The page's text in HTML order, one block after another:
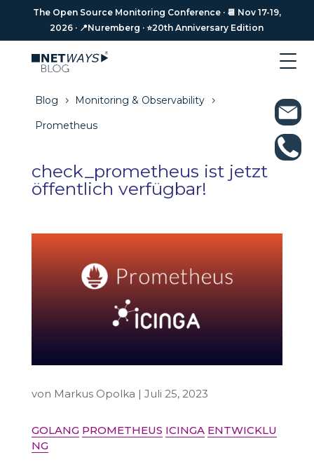
The Open Source Monitoring Conference · 📆 Nov 17-19,
2026 · 📍Nuremberg · ⭐️20th Anniversary Edition
The Open Source Monitoring Conference · 📆 Nov 17-19,
2026 · 📍Nuremberg · ⭐️20th Anniversary Edition
Blog 5 Monitoring & Observability 5
Prometheus
check_prometheus ist jetzt
öffentlich verfügbar!
von Markus Opolka | Juli 25, 2023
GOLANG PROMETHEUS ICINGA ENTWICKLU
NG